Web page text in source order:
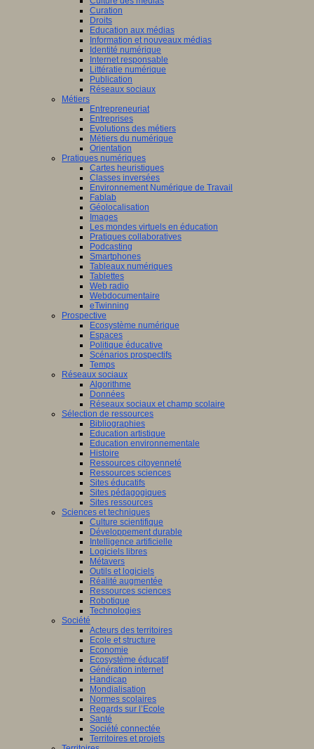
Curation
Droits
Education aux médias
Information et nouveaux médias
Identité numérique
Internet responsable
Littératie numérique
Publication
Réseaux sociaux
Métiers
Entrepreneuriat
Entreprises
Evolutions des métiers
Métiers du numérique
Orientation
Pratiques numériques
Cartes heuristiques
Classes inversées
Environnement Numérique de Travail
Fablab
Géolocalisation
Images
Les mondes virtuels en éducation
Pratiques collaboratives
Podcasting
Smartphones
Tableaux numériques
Tablettes
Web radio
Webdocumentaire
eTwinning
Prospective
Ecosystème numérique
Espaces
Politique éducative
Scénarios prospectifs
Temps
Réseaux sociaux
Algorithme
Données
Réseaux sociaux et champ scolaire
Sélection de ressources
Bibliographies
Education artistique
Education environnementale
Histoire
Ressources citoyenneté
Ressources sciences
Sites éducatifs
Sites pédagogiques
Sites ressources
Sciences et techniques
Culture scientifique
Développement durable
Intelligence artificielle
Logiciels libres
Métavers
Outils et logiciels
Réalité augmentée
Ressources sciences
Robotique
Technologies
Société
Acteurs des territoires
Ecole et structure
Economie
Ecosystème éducatif
Génération internet
Handicap
Mondialisation
Normes scolaires
Regards sur l’Ecole
Santé
Société connectée
Territoires et projets